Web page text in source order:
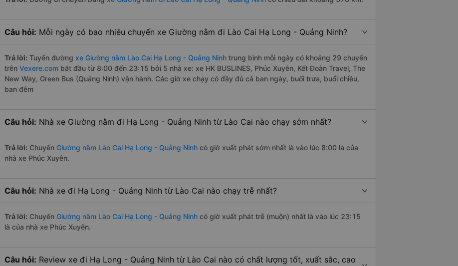
Câu hỏi: Mỗi ngày có bao nhiêu chuyến xe Giường nằm đi Lào Cai Hạ Long - Quảng Ninh?
Trả lời: Tuyến đường xe Giường nằm Lào Cai Hạ Long - Quảng Ninh trung bình mỗi ngày có khoảng 29 chuyến
trên Vexere.com bắt đầu từ 8:00 đến 23:15 bởi 5 nhà xe: xe HK BUSLINES, Phúc Xuyên, Kết Đoàn Travel, The
New Way, Green Bus (Quảng Ninh) vận hành. Các giờ xe chạy có đầy đủ cả ban ngày, buổi trưa, buổi chiều,
ban đêm
Câu hỏi: Nhà xe Giường nằm đi Hạ Long - Quảng Ninh từ Lào Cai nào chạy sớm nhất?
Trả lời: Chuyến Giường nằm Lào Cai Hạ Long - Quảng Ninh có giờ xuất phát sớm nhất là vào lúc 8:00 là của
nhà xe Phúc Xuyên.
Câu hỏi: Nhà xe đi Hạ Long - Quảng Ninh từ Lào Cai nào chạy trễ nhất?
Trả lời: Chuyến Giường nằm Lào Cai Hạ Long - Quảng Ninh có giờ xuất phát trễ (muộn) nhất là vào lúc 23:15
là của nhà xe Phúc Xuyên.
Câu hỏi: Review xe đi Hạ Long - Quảng Ninh từ Lào Cai nào có chất lượng tốt, xuất sắc, cao